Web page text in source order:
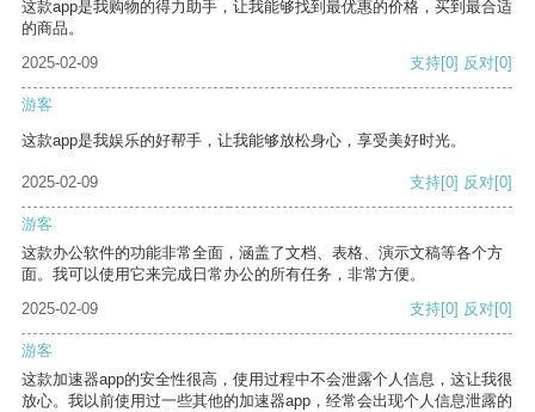
这款app是我购物的得力助手，让我能够找到最优惠的价格，买到最合适
的商品。
2025-02-09
支持[0] 反对[0]
游客
这款app是我娱乐的好帮手，让我能够放松身心，享受美好时光。
2025-02-09 支持[0] 反对[0]
游客
这款办公软件的功能非常全面，涵盖了文档、表格、演示文稿等各个方
面。我可以使用它来完成日常办公的所有任务，非常方便。
2025-02-09
支持[0] 反对[0]
游客
这款加速器app的安全性很高，使用过程中不会泄露个人信息，这让我很
放心。我以前使用过一些其他的加速器app，经常会出现个人信息泄露的